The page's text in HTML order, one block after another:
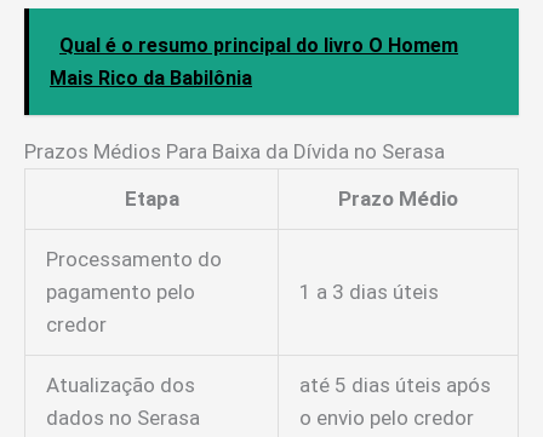
Qual é o resumo principal do livro O Homem
Mais Rico da Babilônia
Prazos Médios Para Baixa da Dívida no Serasa
Etapa
Prazo Médio
Processamento do
pagamento pelo
credor
1 a 3 dias úteis
Atualização dos
dados no Serasa
até 5 dias úteis após
o envio pelo credor